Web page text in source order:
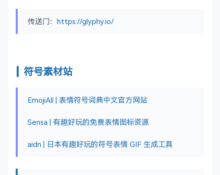
传送门： https://glyphy.io/
符号素材站
EmojiAll | 表情符号词典中文官方网站
Sensa | 有趣好玩的免费表情图标资源
aidn | 日本有趣好玩的符号表情 GIF 生成工具